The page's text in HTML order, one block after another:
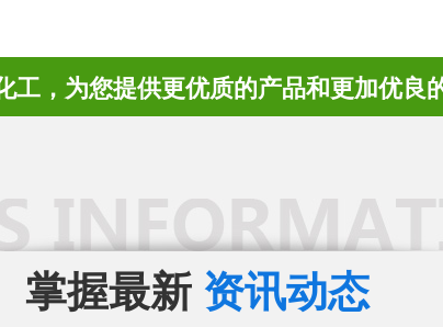
工，为您提供更优质的产品和更加优良
掌握最新 资讯动态